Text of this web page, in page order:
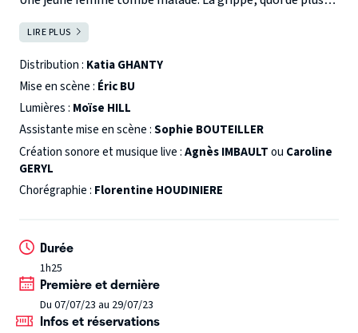
banal. Mais la maladie s’aggrave, et elle est transportée
d’urgence à l’hôpital. Son pronostic vital est engagé, son
cœur très affaibli : l’équipe médicale décide de lui greffer
une machine de circulation extra corporelle. Comme c’est
étrange, à 29 ans, d’avoir le cœur qui flanche… Comment
faire pour survivre ? Comment revenir au monde ? Une
histoire de montagne à gravir, de brouillard à traverser, de
résilience et d’amour. Une plongée dans l’univers
surréaliste, épique et désespérément drôle de la
LIRE PLUS
Distribution : Katia GHANTY
Mise en scène : Éric BU
Lumières : Moïse HILL
Assistante mise en scène :Sophie BOUTEILLER
Création sonore et musique live :Agnès IMBAULTou Caroline
GERYL
Chorégraphie : Florentine HOUDINIERE
Durée
1h25
Première et dernière
Du 07/07/23 au 29/07/23
Infos et réservations